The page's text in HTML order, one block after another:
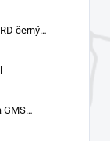
černo-
černý
GMS
Pistacchio